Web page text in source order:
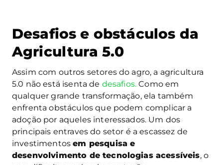
Desafios e obstáculos da
Agricultura 5.0
Assim com outros setores do agro, a agricultura
5.0 não está isenta de desafios. Como em
qualquer grande transformação, ela também
enfrenta obstáculos que podem complicar a
adoção por aqueles interessados. Um dos
principais entraves do setor é a escassez de
investimentosem pesquisa e
desenvolvimento de tecnologias acessíveis, o